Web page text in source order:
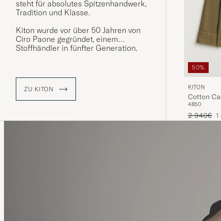
steht für absolutes Spitzenhandwerk,
Tradition und Klasse.
Kiton wurde vor über 50 Jahren von
Ciro Paone gegründet, einem
Stoffhändler in fünfter Generation,
Traditionshaus steht seit jeher
weltweit für Luxus und Eleganz der
den kultivierten Connaisseur aus
ZU KITON
50%
KITON
Cotton
4850
Regulärer
2 940€